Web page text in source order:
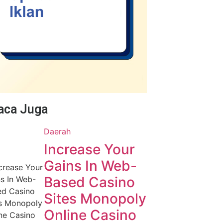
Juga
Daerah
Increase Your
Gains In Web-
Based Casino
Sites Monopoly
Online Casino